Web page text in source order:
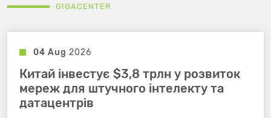
GIGACENTER
04 Aug 2026
Китай інвестує $3,8 трлн у розвиток
мереж для штучного інтелекту та
датацентрів